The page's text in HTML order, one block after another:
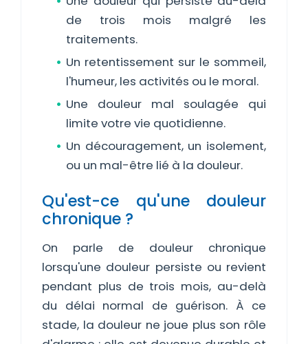
de trois mois malgré les
traitements.
Un retentissement sur le sommeil,
l'humeur, les activités ou le moral.
Une douleur mal soulagée qui
limite votre vie quotidienne.
Un découragement, un isolement,
ou un mal-être lié à la douleur.
Qu'est-ce qu'une douleur
chronique ?
On parle de douleur chronique
lorsqu'une douleur persiste ou revient
pendant plus de trois mois, au-delà
du délai normal de guérison. À ce
stade, la douleur ne joue plus son rôle